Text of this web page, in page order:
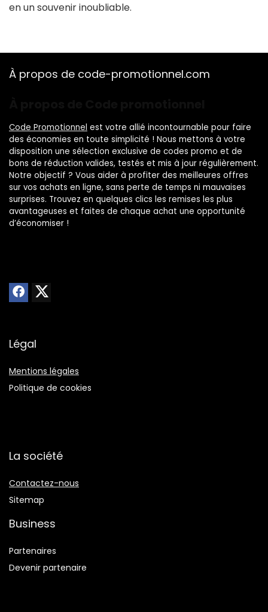
en un souvenir inoubliable.
À propos de code-promotionnel.com
Code Promotionnel est votre allié incontournable pour faire
des économies en toute simplicité ! Nous mettons à votre
disposition une sélection exclusive de codes promo et de
bons de réduction valides, testés et mis à jour régulièrement.
Notre objectif ? Vous aider à profiter des meilleures offres
sur vos achats en ligne, sans perte de temps ni mauvaises
surprises. Trouvez en quelques clics les remises les plus
avantageuses et faites de chaque achat une opportunité
d’économiser !
Légal
Mentions légales
Politique de cookies
La société
Contactez-nous
Sitemap
Business
Partenaires
Devenir partenaire